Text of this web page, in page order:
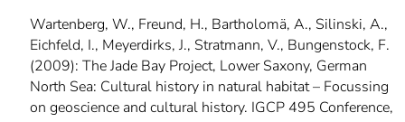
Wartenberg, W., Freund, H., Bartholomä, A., Silinski, A.,
Eichfeld, I., Meyerdirks, J., Stratmann, V., Bungenstock, F.
(2009): The Jade Bay Project, Lower Saxony, German
North Sea: Cultural history in natural habitat – Focussing
on geoscience and cultural history. IGCP 495 Conference,